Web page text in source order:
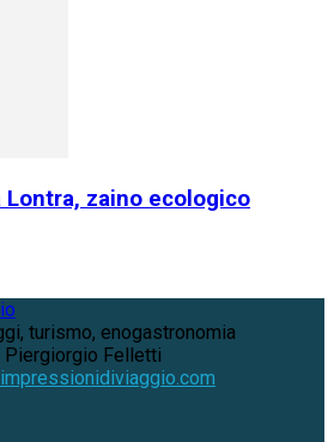
Lontra, zaino ecologico
turismo, enogastronomia
Felletti